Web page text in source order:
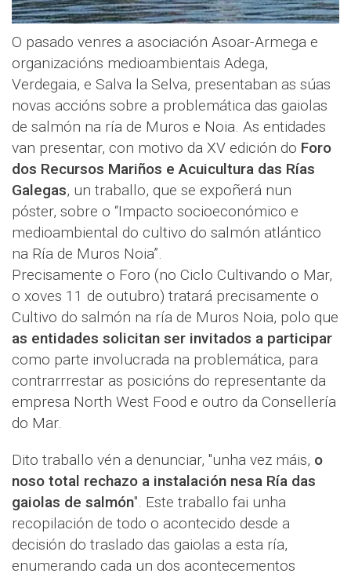
O pasado venres a asociación Asoar-Armega e
organizacións medioambientais Adega,
Verdegaia, e Salva la Selva, presentaban as súas
novas accións sobre a problemática das gaiolas
de salmón na ría de Muros e Noia. As entidades
van presentar, con motivo da XV edición do Foro
dos Recursos Mariños e Acuicultura das Rías
Galegas, un traballo, que se expoñerá nun
póster, sobre o “Impacto socioeconómico e
medioambiental do cultivo do salmón atlántico
na Ría de Muros Noia”.
Precisamente o Foro (no Ciclo Cultivando o Mar,
o xoves 11 de outubro) tratará precisamente o
Cultivo do salmón na ría de Muros Noia, polo que
as entidades solicitan ser invitados a participar
como parte involucrada na problemática, para
contrarrrestar as posicións do representante da
empresa North West Food e outro da Consellería
do Mar.
Dito traballo vén a denunciar, "unha vez máis, o
noso total rechazo a instalación nesa Ría das
gaiolas de salmón". Este traballo fai unha
recopilación de todo o acontecido desde a
decisión do traslado das gaiolas a esta ría,
enumerando cada un dos acontecementos